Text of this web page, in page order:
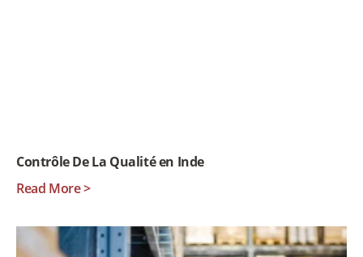
Contrôle De La Qualité en Inde
Read More >